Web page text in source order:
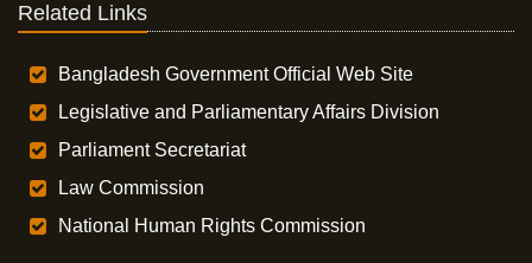
Related Links
Bangladesh Government Official Web Site
Legislative and Parliamentary Affairs Division
Parliament Secretariat
Law Commission
National Human Rights Commission